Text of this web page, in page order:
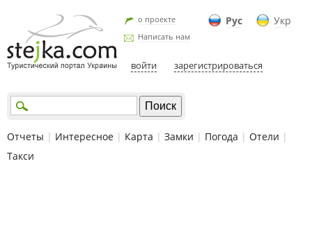
Рус Укр
о проекте
Написать нам
войти зарегистрироваться
Отчеты | Интересное | Карта | Замки | Погода | Отели |
Такси